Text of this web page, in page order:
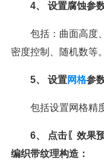
4、 设置腐蚀参
包括：曲面高度
密度控制、随机数等。
5、 设置网格参
包括设置网格精
6、 点击〖效果
编织带纹理构造：